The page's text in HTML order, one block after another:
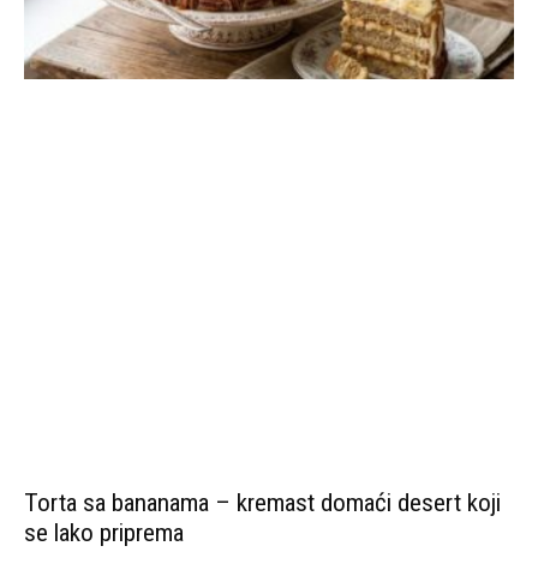
Torta sa bananama – kremast domaći desert koji
se lako priprema